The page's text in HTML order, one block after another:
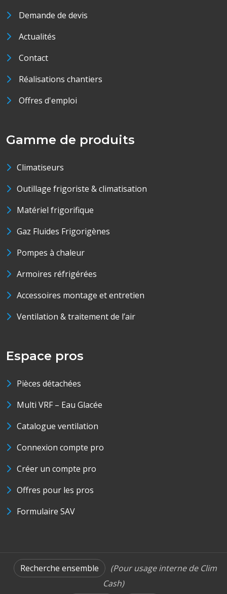
Demande de devis
Actualités
Contact
Réalisations chantiers
Offres d'emploi
Gamme de produits
Climatiseurs
Outillage frigoriste & climatisation
Matériel frigorifique
Gaz Fluides Frigorigènes
Pompes à chaleur
Armoires réfrigérées
Accessoires montage et entretien
Ventilation & traitement de l’air
Espace pros
Pièces détachées
Multi VRF – Eau Glacée
Catalogue ventilation
Connexion compte pro
Créer un compte pro
Offres pour les pros
Formulaire SAV
Recherche ensemble
(Pour usage interne de Clim
Cash)